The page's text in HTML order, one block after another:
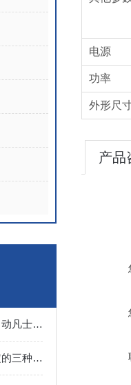
符合中国药典英国药典的自动凡士林滴点仪技术参数
运动粘度测定仪的粘度测定的三种方法
电源
功率
外形尺
产品